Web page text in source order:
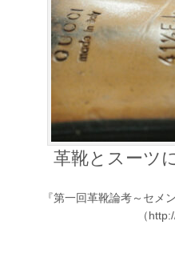
革靴とスーツ
『第一回革靴論考～セメ
（